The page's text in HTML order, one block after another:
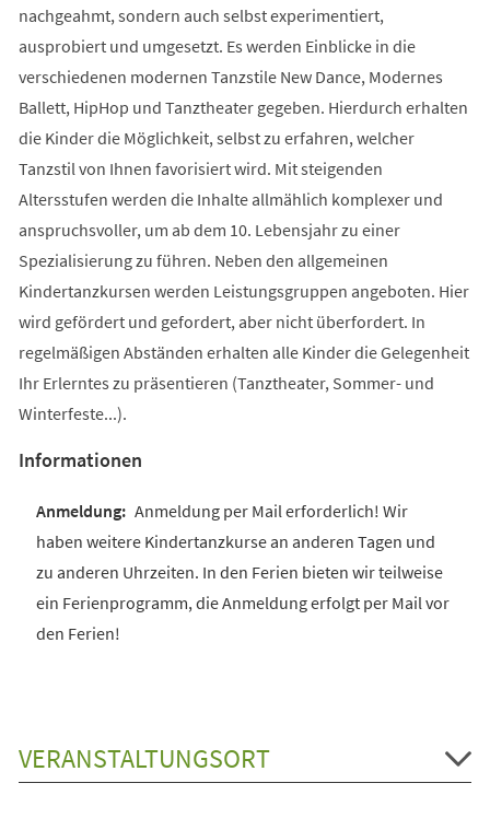
nachgeahmt, sondern auch selbst experimentiert,
ausprobiert und umgesetzt. Es werden Einblicke in die
verschiedenen modernen Tanzstile New Dance, Modernes
Ballett, HipHop und Tanztheater gegeben. Hierdurch erhalten
die Kinder die Möglichkeit, selbst zu erfahren, welcher
Tanzstil von Ihnen favorisiert wird. Mit steigenden
Altersstufen werden die Inhalte allmählich komplexer und
anspruchsvoller, um ab dem 10. Lebensjahr zu einer
Spezialisierung zu führen. Neben den allgemeinen
Kindertanzkursen werden Leistungsgruppen angeboten. Hier
wird gefördert und gefordert, aber nicht überfordert. In
regelmäßigen Abständen erhalten alle Kinder die Gelegenheit
Ihr Erlerntes zu präsentieren (Tanztheater, Sommer- und
Winterfeste...).
Informationen
Anmeldung per Mail erforderlich! Wir
haben weitere Kindertanzkurse an anderen Tagen und
zu anderen Uhrzeiten. In den Ferien bieten wir teilweise
ein Ferienprogramm, die Anmeldung erfolgt per Mail vor
den Ferien!
VERANSTALTUNGSORT